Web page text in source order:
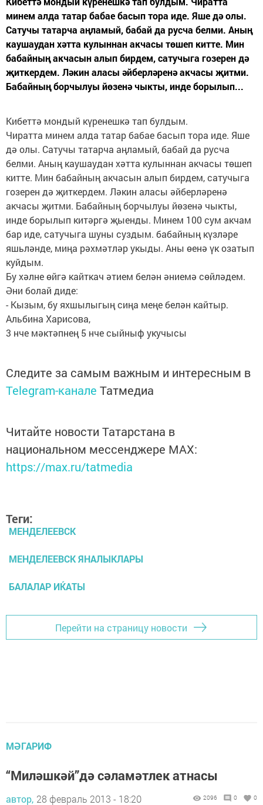
минем алда татар бабае басып тора иде. Яше дә олы.
Сатучы татарча аңламый, бабай да русча белми. Аның
каушаудан хәтта кулыннан акчасы төшеп китте. Мин
бабайның акчасын алып бирдем, сатучыга гозерен дә
җиткердем. Ләкин аласы әйберләренә акчасы җитми.
Бабайның борчылуы йөзенә чыкты, инде борылып...
Кибеттә мондый күренешкә тап булдым.
Чиратта минем алда татар бабае басып тора иде. Яше
дә олы. Сатучы татарча аңламый, бабай да русча
белми. Аның каушаудан хәтта кулыннан акчасы төшеп
китте. Мин бабайның акчасын алып бирдем, сатучыга
гозерен дә җиткердем. Ләкин аласы әйберләренә
акчасы җитми. Бабайның борчылуы йөзенә чыкты,
инде борылып китәргә җыенды. Минем 100 сум акчам
бар иде, сатучыга шуны суздым. бабайның күзләре
яшьләнде, миңа рәхмәтләр укыды. Аны өенә үк озатып
куйдым.
Бу хәлне өйгә кайткач әтием белән әниемә сөйләдем.
Әни болай диде:
- Кызым, бу яхшылыгың сиңа меңе белән кайтыр.
Альбина Харисова,
3 нче мәктәпнең 5 нче сыйныф укучысы
Следите за самым важным и интересным в
Telegram-канале Татмедиа
Читайте новости Татарстана в
национальном мессенджере MАХ:
https://max.ru/tatmedia
Теги:
МЕНДЕЛЕЕВСК
МЕНДЕЛЕЕВСК ЯНАЛЫКЛАРЫ
БАЛАЛАР ИЌАТЫ
Перейти на страницу новости
МӘГАРИФ
“Миләшкәй”дә сәламәтлек атнасы
автор, 28 февраль 2013 - 18:20 2096 0 0